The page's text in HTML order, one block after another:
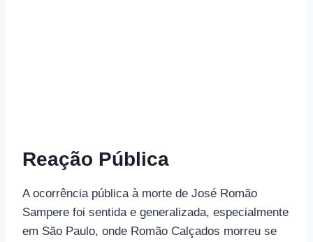
Reação Pública
A ocorrência pública à morte de José Romão
Sampere foi sentida e generalizada, especialmente
em São Paulo, onde Romão Calçados morreu se